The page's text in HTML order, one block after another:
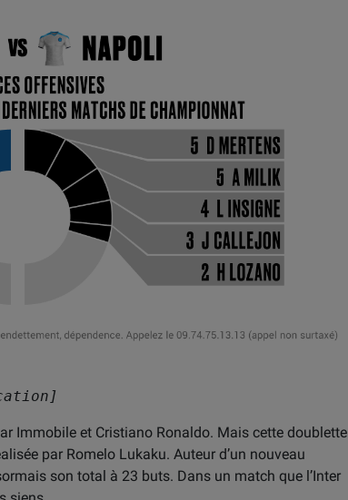
Immobile et Cristiano Ronaldo. Mais cette doublette
par Romelo Lukaku. Auteur d’un nouveau
son total à 23 buts. Dans un match que l’Inter